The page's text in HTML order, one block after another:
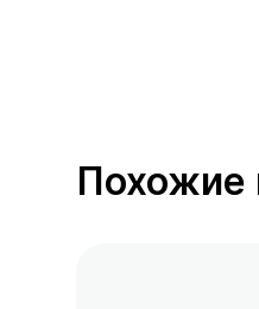
Похожие